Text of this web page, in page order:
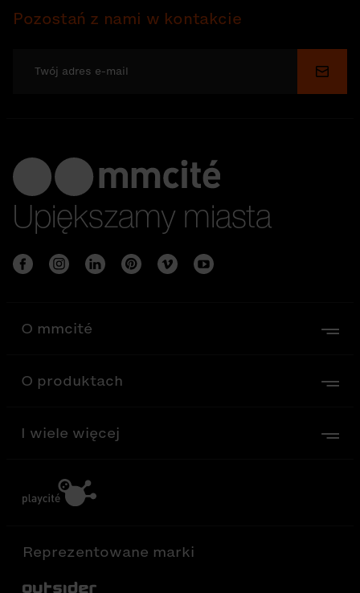
Pozostań z nami w kontakcie
Wyślij
Upiększamy miasta
O mmcité
O produktach
I wiele więcej
Reprezentowane marki
Out-Sider